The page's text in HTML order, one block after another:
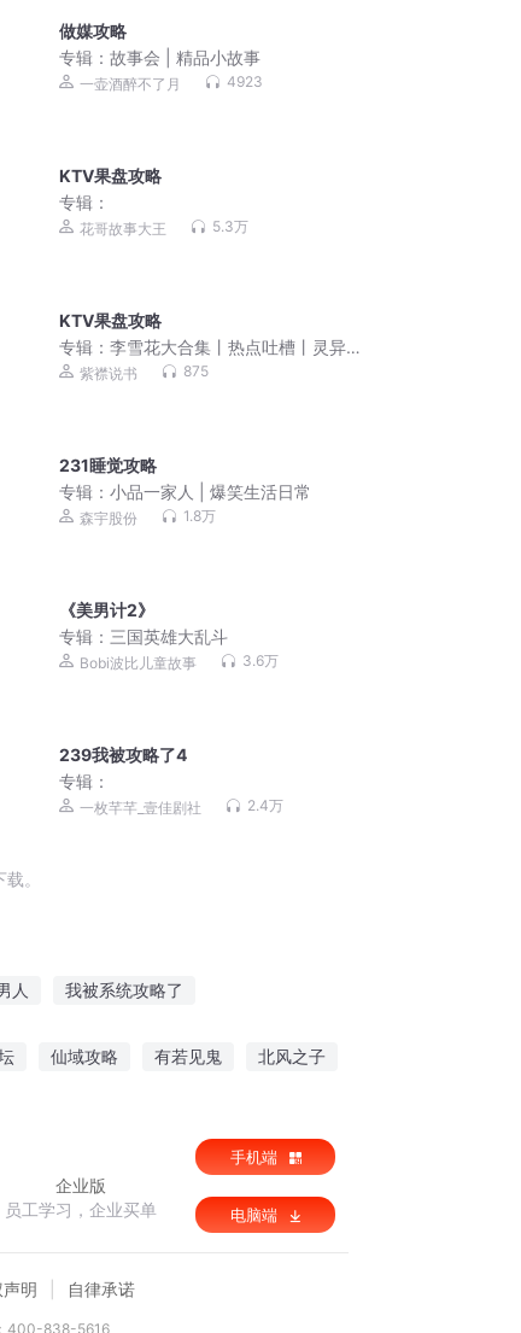
做媒攻略
专辑：故事会 | 精品小故事
一壶酒醉不了月 4923
KTV果盘攻略
专辑：
花哥故事大王 5.3万
KTV果盘攻略
专辑：李雪花大合集丨热点吐槽丨灵异
鬼故事丨大案纪实丨免费
紫襟说书 875
231睡觉攻略
专辑：小品一家人 | 爆笑生活日常
森宇股份 1.8万
《美男计2》
专辑： 三国英雄大乱斗
Bobi波比儿童故事 3.6万
239我被攻略了4
专辑：
一枚芊芊_壹佳剧社 2.4万
。
人 我被系统攻略了
仙域攻略 有若见鬼 北风之子
企业版
员工学习，企业买单
手机端
电脑端
明 自律承诺
400-838-5616